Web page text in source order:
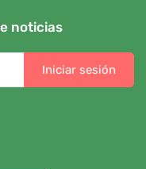
noticias
Iniciar sesión